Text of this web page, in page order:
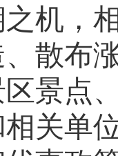
机，
散布
区景点
关单